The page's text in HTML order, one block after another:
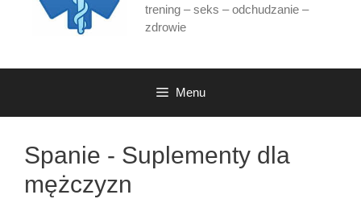
trening – seks – odchudzanie –
zdrowie
Menu
Spanie - Suplementy dla
mężczyzn